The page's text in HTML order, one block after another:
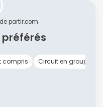
partir.com
préférés
compris Circuit en groupe